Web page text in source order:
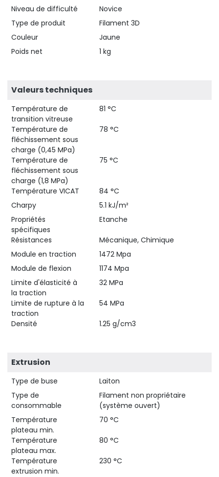
Niveau de difficulté
Novice
Type de produit
Filament 3D
Couleur
Jaune
Poids net
1 kg
Valeurs techniques
Température de
transition vitreuse
81 °C
Température de
fléchissement sous
charge (0,45 MPa)
78 °C
Température de
fléchissement sous
charge (1,8 MPa)
75 °C
Température VICAT
84 °C
Charpy
5.1 kJ/m²
Propriétés
spécifiques
Etanche
Résistances
Mécanique, Chimique
Module en traction
1472 Mpa
Module de flexion
1174 Mpa
Limite d'élasticité à
la traction
32 MPa
Limite de rupture à la
traction
54 MPa
Densité 1.25 g/cm3
Extrusion
Type de buse
Laiton
Type de
consommable
Filament non propriétaire
(système ouvert)
Température
plateau min.
70 °C
Température
plateau max.
80 °C
Température
extrusion min.
230 °C